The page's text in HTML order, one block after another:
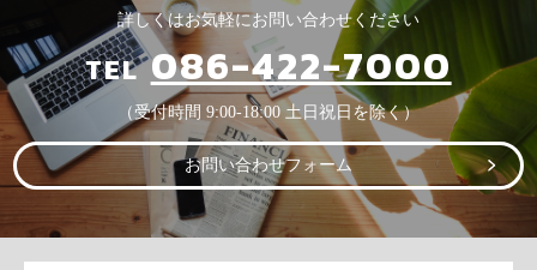
詳しくはお気軽にお問い合わせください
TEL086-422-7000
（受付時間 9:00-18:00 土日祝日を除く）
お問い合わせフォーム